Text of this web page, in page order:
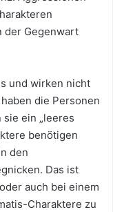
der Gegenwart
und wirken nicht
die Personen
ein „leeres
benötigen
den
Das ist
auch bei einem
Charaktere zu